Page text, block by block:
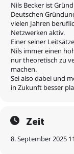
Es handelt sich
Webinare dienen
Weitere informative
https://
39114779153
Nils Becker ist
Deutschen
vielen Jahren
Netzwerken aktiv.
Einer seiner
Nils immer einen
nur theoretisch zu
machen.
Sei also dabei und
in Zukunft besser
Zeit
8. September 2025